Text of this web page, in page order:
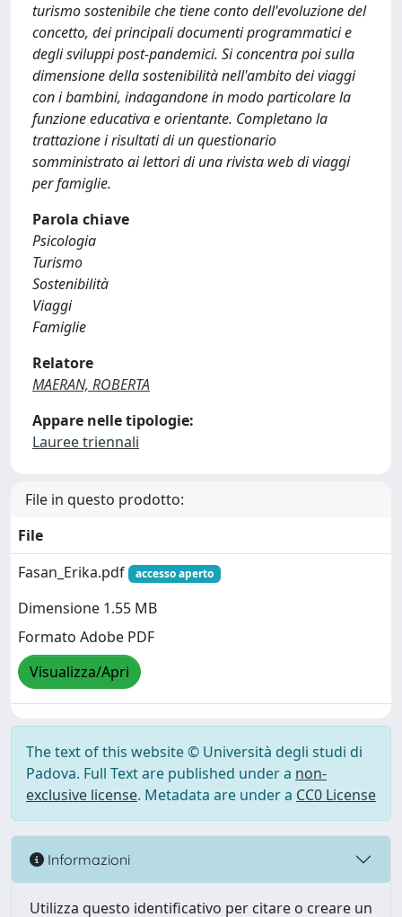
turismo sostenibile che tiene conto dell'evoluzione del
concetto, dei principali documenti programmatici e
degli sviluppi post-pandemici. Si concentra poi sulla
dimensione della sostenibilità nell'ambito dei viaggi
con i bambini, indagandone in modo particolare la
funzione educativa e orientante. Completano la
trattazione i risultati di un questionario
somministrato ai lettori di una rivista web di viaggi
per famiglie.
Parola chiave
Psicologia
Turismo
Sostenibilità
Viaggi
Famiglie
Relatore
MAERAN, ROBERTA
Appare nelle tipologie:
Lauree triennali
File in questo prodotto:
File
Fasan_Erika.pdf
accesso aperto
Dimensione 1.55 MB
Formato Adobe PDF
Visualizza/Apri
The text of this website © Università degli studi di
Padova. Full Text are published under a non-
exclusive license. Metadata are under a CC0 License
Informazioni
Utilizza questo identificativo per citare o creare un